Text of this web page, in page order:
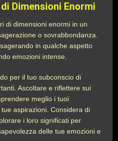
Dimensioni Enormi
di dimensioni enormi in un
o sovrabbondanza.
in qualche aspetto
emozioni intense.
per il tuo subconscio di
Ascoltare e riflettere sui
meglio i tuoi
aspirazioni. Considera di
i loro significati per
delle tue emozioni e